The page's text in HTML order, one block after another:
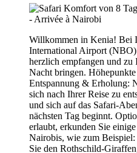
Willkommen in Kenia! Bei
International Airport
herzlich empfangen und zu
Nacht bringen.
Entspannung & Erholung:
sich nach Ihrer Reise zu
und sich auf das Safari-
nächsten Tag beginnt.
erlaubt, erkunden Sie
Nairobis, wie zum
Sie den Rothschild-